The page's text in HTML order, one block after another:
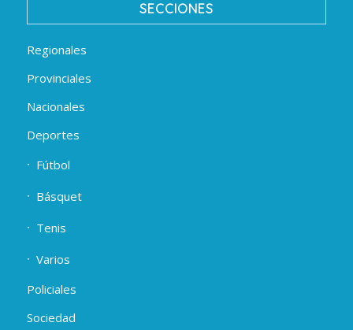
SECCIONES
Regionales
Provinciales
Nacionales
Deportes
Fútbol
Básquet
Tenis
Varios
Policiales
Sociedad